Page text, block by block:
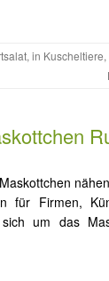
, in Kuscheltiere,
für Firmen,
um das